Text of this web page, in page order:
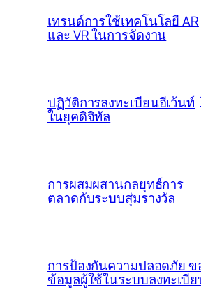
เทรนด์การใช้เทคโนโลยี AR
และ VR ในการจัดงาน
ปฏิวัติการลงทะเบียนอีเว้นท์
ในยุคดิจิทัล
การผสมผสานกลยุทธ์การ
ตลาดกับระบบสุ่มรางวัล
การป้องกันความปลอดภัย ข
ข้อมูลผู้ใช้ในระบบลงทะเบี